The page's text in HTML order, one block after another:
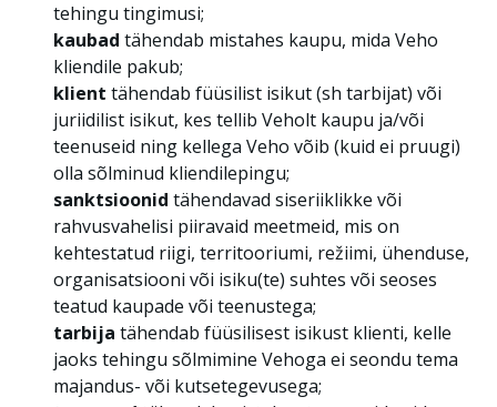
tehingu tingimusi;
kaubad tähendab mistahes kaupu, mida Veho
kliendile pakub;
klient tähendab füüsilist isikut (sh tarbijat) või
juriidilist isikut, kes tellib Veholt kaupu ja/või
teenuseid ning kellega Veho võib (kuid ei pruugi)
olla sõlminud kliendilepingu;
sanktsioonid tähendavad siseriiklikke või
rahvusvahelisi piiravaid meetmeid, mis on
kehtestatud riigi, territooriumi, režiimi, ühenduse,
organisatsiooni või isiku(te) suhtes või seoses
teatud kaupade või teenustega;
tarbija tähendab füüsilisest isikust klienti, kelle
jaoks tehingu sõlmimine Vehoga ei seondu tema
majandus- või kutsetegevusega;